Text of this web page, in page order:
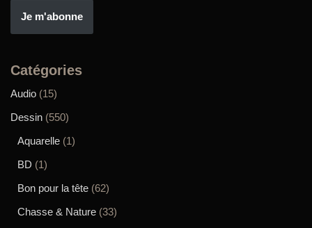
Je m'abonne
Catégories
Audio (15)
Dessin (550)
Aquarelle (1)
BD (1)
Bon pour la tête (62)
Chasse & Nature (33)